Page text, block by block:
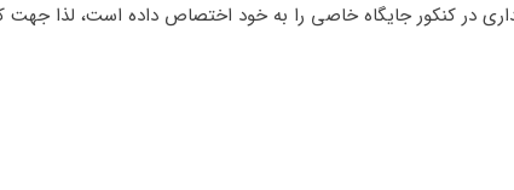
در كنكور جايگاه خاصی را به خود اختصاص داده است، لذا جهت